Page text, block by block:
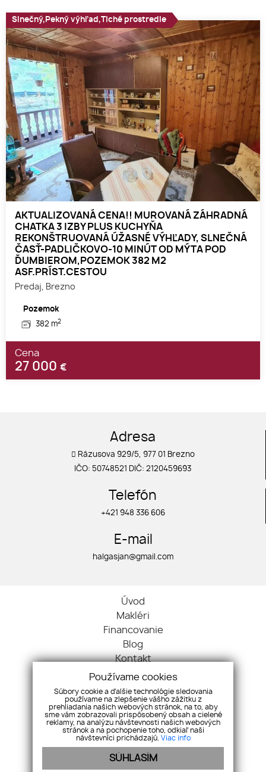
AKTUALIZOVANÁ CENA!! MUROVANÁ ZÁHRADNÁ
CHATKA 3 IZBY PLUS KUCHYŇA
REKONŠTRUOVANÁ ÚŽASNÉ VÝHĽADY, SLNEČNÁ
ČASŤ-PADLIČKOVO-10 MINÚT OD MÝTA POD
ĎUMBIEROM,POZEMOK 382 M2
ASF.PRÍST.CESTOU
Predaj, Brezno
Pozemok
382 m2
Cena
27 000 €
Slnečný,Pekný výhľad,Tiché prostredie
Adresa
Rázusova 929/5, 977 01 Brezno
IČO: 50748521 DIČ: 2120459693
Telefón
+421 948 336 606
E-mail
halgasjan@gmail.com
Úvod
Makléri
Financovanie
Blog
Kontakt
Ochrana osobných údajov
Cookies
Byty
Domy
Nehnuteľnosti
Pozemky
Komerčné objekty
Používame cookies
Súbory cookie a ďalšie technológie sledovania
používame na zlepšenie vášho zážitku z
prehliadania našich webových stránok, na to, aby
sme vám zobrazovali prispôsobený obsah a cielené
reklamy, na analýzu návštevnosti našich webových
stránok a na pochopenie toho, odkiaľ naši
návštevníci prichádzajú. Viac info
SÚHLASÍM